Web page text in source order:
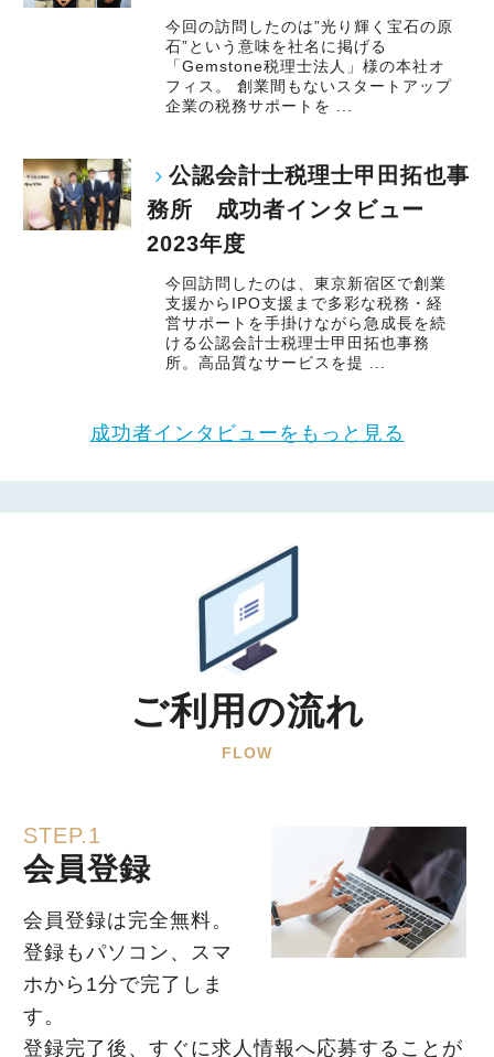
今回の訪問したのは”光り輝く宝石の原
石”という意味を社名に掲げる
「Gemstone税理士法人」様の本社オ
フィス。 創業間もないスタートアップ
企業の税務サポートを ...
公認会計士税理士甲田拓也事
務所 成功者インタビュー
2023年度
今回訪問したのは、東京新宿区で創業
支援からIPO支援まで多彩な税務・経
営サポートを手掛けながら急成長を続
ける公認会計士税理士甲田拓也事務
所。高品質なサービスを提 ...
成功者インタビューをもっと見る
ご利用の流れ
FLOW
STEP.1
会員登録
会員登録は完全無料。
登録もパソコン、スマ
ホから1分で完了しま
す。
登録完了後、すぐに求人情報へ応募することが